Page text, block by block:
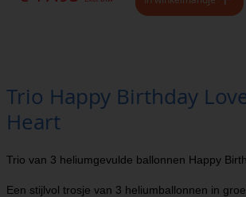
Trio Happy Birthday
Heart
Trio van 3 heliumgevulde ballonnen Happy
Een stijlvol trosje van 3 heliumballonnen in